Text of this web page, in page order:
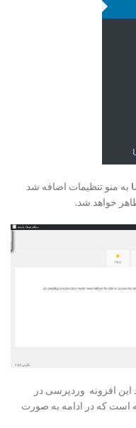
به منو تنظیمات اضافه شد
خواهد شد.
این افزونه وردپرسی در
است که در ادامه به صورت